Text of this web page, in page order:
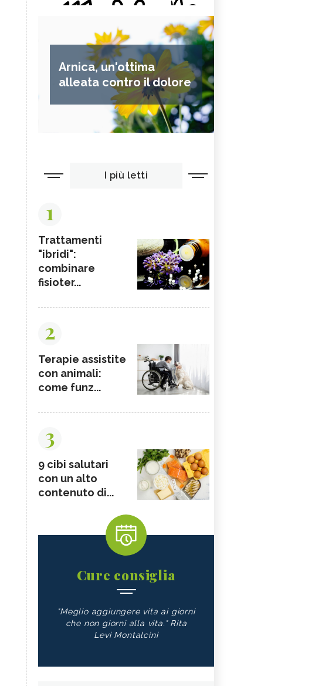
Arnica, un'ottima
alleata contro il dolore
I più letti
1
Trattamenti
"ibridi":
combinare
fisioter...
2
Terapie assistite
con animali:
come funz...
3
9 cibi salutari
con un alto
contenuto di...
Cure consiglia
"Meglio aggiungere vita ai giorni
che non giorni alla vita." Rita
Levi Montalcini